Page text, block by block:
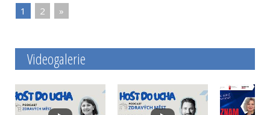
1 2 »
Videogalerie